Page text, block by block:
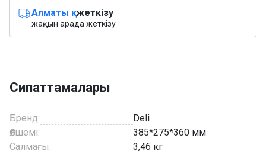
Алматы қ.жеткізу
жақын арада жеткізу
Сипаттамалары
Бренд:
Deli
Өлшемі:
385*275*360 мм
Салмағы:
3,46 кг